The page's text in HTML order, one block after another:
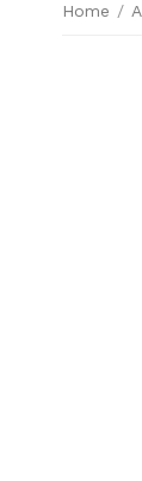
Home /